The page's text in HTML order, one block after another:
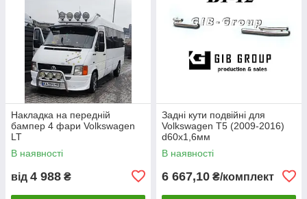
Накладка на передній
бампер 4 фари Volkswagen
LT
В наявності
від 4 988 ₴
Задні кути подвійні для
Volkswagen T5 (2009-2016)
d60х1,6мм
В наявності
6 667,10 ₴/комплект